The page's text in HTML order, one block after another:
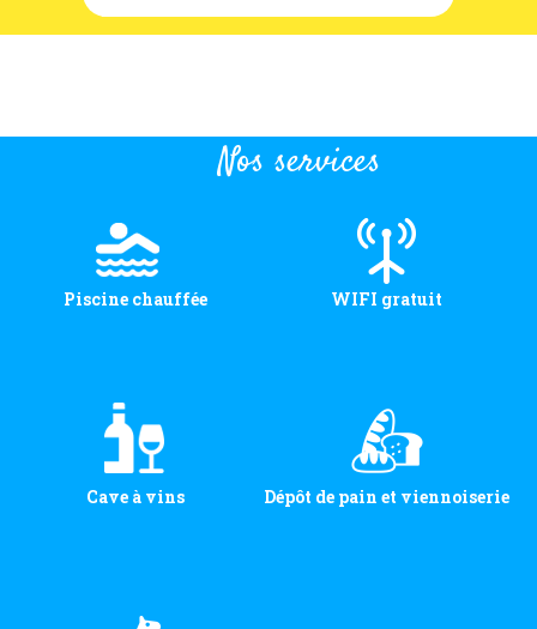
Nos services
Piscine chauffée WIFI gratuit
Cave à vins Dépôt de pain et viennoiserie